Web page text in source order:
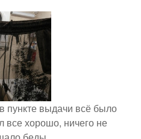
пункте выдачи всё было
все хорошо, ничего не